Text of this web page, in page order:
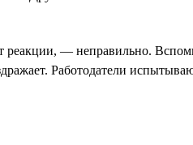
реакции, — неправильно.
Работодатели